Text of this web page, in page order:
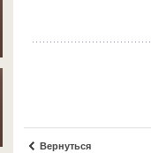
Вернуться